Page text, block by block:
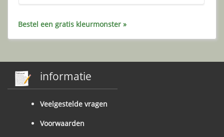
Bestel een gratis kleurmonster »
informatie
Veelgestelde vragen
Voorwaarden